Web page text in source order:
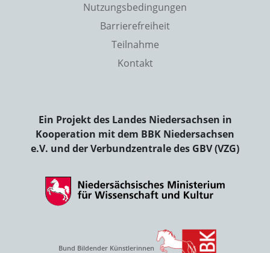
Nutzungsbedingungen
Barrierefreiheit
Teilnahme
Kontakt
Ein Projekt des Landes Niedersachsen in
Kooperation mit dem BBK Niedersachsen
e.V. und der Verbundzentrale des GBV (VZG)
Bund Bildender Künstlerinnen